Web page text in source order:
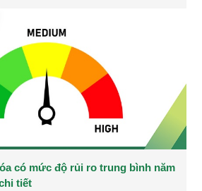
có mức độ rủi ro trung bình năm
tiết